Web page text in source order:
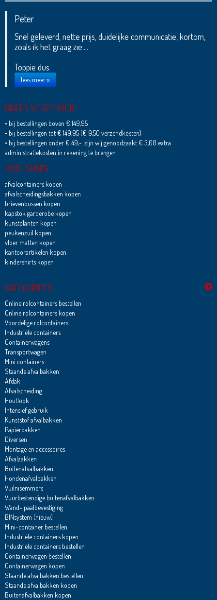
Peter
Snel geleverd, nette prijs, duidelijke communicatie, kortom,
zoals ik het graag zie....
Toppie dus.
lees meer »
GRATIS VERZENDEN
• bij bestellingen boven € 149,95
• bij bestellingen tot € 149,95 (€ 9,50 verzendkosten)
• bij bestellingen onder € 49,-. zijn wij genoodzaakt € 3,00 extra
administratiekosten in rekening te brengen
MODII SHOPS
afvalcontainers kopen
afvalscheidingsbakken kopen
brievenbussen kopen
kapstok garderobe kopen
kunstplanten kopen
peukenzuil kopen
vloer matten kopen
kantoorartikelen kopen
kindershirts kopen
CATEGORIEËN
Online rolcontainers bestellen
Online rolcontainers kopen
Voordelige rolcontainers
Industriële containers
Containerwagens
Transportwagen
Mini containers
Staande afvalbakken
Afdak
Afvalscheiding
Houtlook
Intensief gebruik
Kunststof afvalbakken
Papierbakken
Diversen
Montage en accessoires
Afvalzakken
Buitenafvalbakken
Hondenafvalbakken
Vuilnisemmers
Vuurbestendige buitenafvalbakken
Wand- paalbevestiging
BINsystem (nieuw)
Mini-container bestellen
Industriële containers kopen
Industriële containers bestellen
Containerwagen bestellen
Containerwagen kopen
Staande afvalbakken bestellen
Staande afvalbakken kopen
Buitenafvalbakken kopen